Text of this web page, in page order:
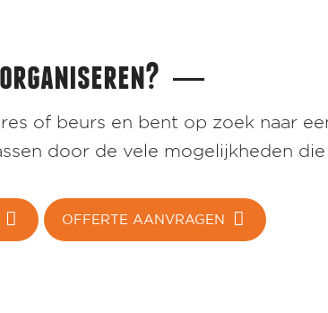
of beurs en bent op zoek naar
door de vele mogelijkheden
OFFERTE AANVRAGEN